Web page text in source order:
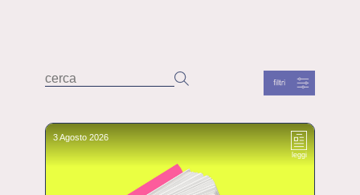
3 Agosto 2026
leggi